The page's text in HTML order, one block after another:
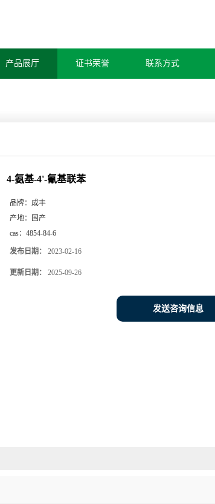
产品展厅 证书荣誉 联系方式
4-氨基-4'-氰基联苯
品牌： 成丰
产地：
国产
cas： 4854-84-6
发布日期： 2023-02-16
更新日期： 2025-09-26
发送咨询信息